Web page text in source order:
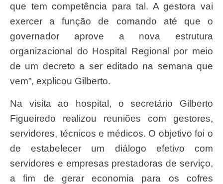
que tem competência para tal. A gestora vai
exercer a função de comando até que o
governador aprove a nova estrutura
organizacional do Hospital Regional por meio
de um decreto a ser editado na semana que
vem”, explicou Gilberto.
Na visita ao hospital, o secretário Gilberto
Figueiredo realizou reuniões com gestores,
servidores, técnicos e médicos. O objetivo foi o
de estabelecer um diálogo efetivo com
servidores e empresas prestadoras de serviço,
a fim de gerar economia para os cofres